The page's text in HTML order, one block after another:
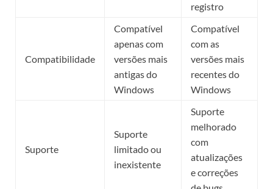
registro
Compatibilidade
Compatível
apenas com
versões mais
antigas do
Windows
Compatível
com as
versões mais
recentes do
Windows
Suporte
Suporte
limitado ou
inexistente
Suporte
melhorado
com
atualizações
e correções